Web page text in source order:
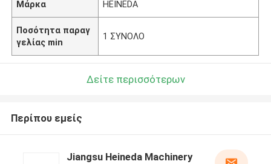
Μάρκα HEINEDA
Ποσότητα παραγ
γελίας min
1 ΣΥΝΟΛΟ
Δείτε περισσότερων
Περίπου εμείς
Jiangsu Heineda Machinery